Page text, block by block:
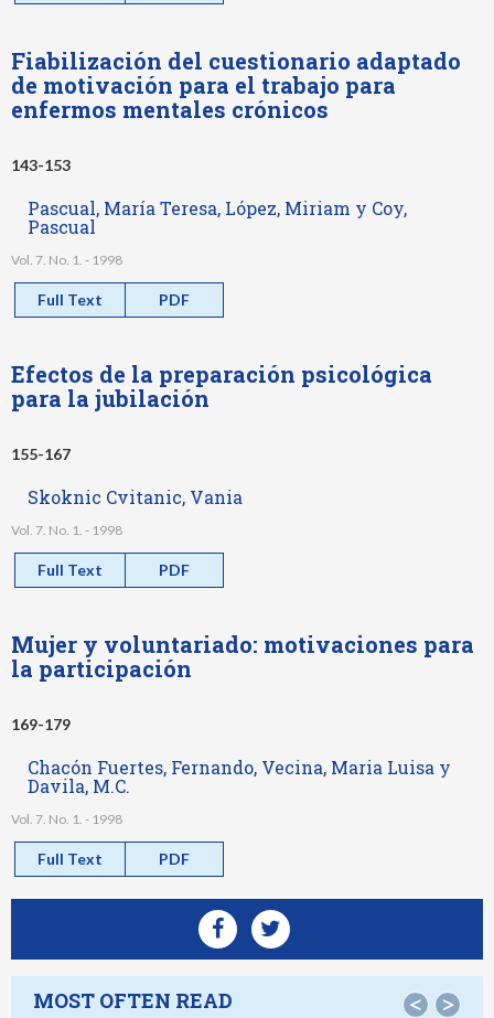
Fiabilización del cuestionario adaptado
de motivación para el trabajo para
enfermos mentales crónicos
143-153
Pascual, María Teresa, López, Miriam y Coy,
Pascual
Vol. 7. No. 1. - 1998
Full Text PDF
Efectos de la preparación psicológica
para la jubilación
155-167
Skoknic Cvitanic, Vania
Vol. 7. No. 1. - 1998
Full Text PDF
Mujer y voluntariado: motivaciones para
la participación
169-179
Chacón Fuertes, Fernando, Vecina, Maria Luisa y
Davila, M.C.
Vol. 7. No. 1. - 1998
Full Text PDF
MOST OFTEN READ < >